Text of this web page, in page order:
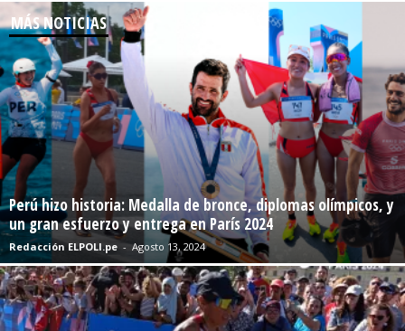
MÁS NOTICIAS
Perú hizo historia: Medalla de bronce, diplomas olímpicos, y
un gran esfuerzo y entrega en París 2024
Redacción ELPOLI.pe - Agosto 13, 2024